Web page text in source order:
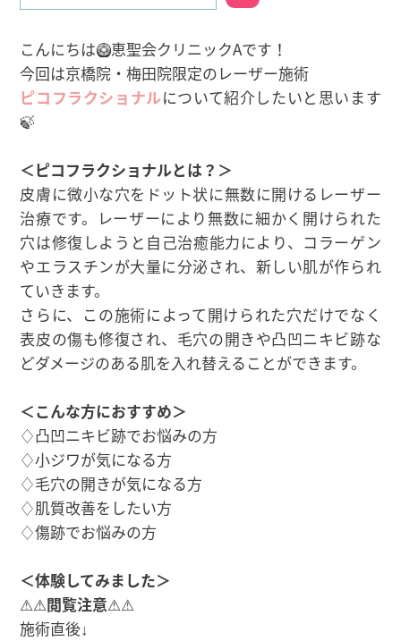
こんにちは🥝恵聖会クリニックAです！
今回は京橋院・梅田院限定のレーザー施術
ピコフラクショナルについて紹介したいと思います
🍃
＜ピコフラクショナルとは？＞
皮膚に微小な穴をドット状に無数に開けるレーザー
治療です。レーザーにより無数に細かく開けられた
穴は修復しようと自己治癒能力により、コラーゲン
やエラスチンが大量に分泌され、新しい肌が作られ
ていきます。
さらに、この施術によって開けられた穴だけでなく
表皮の傷も修復され、毛穴の開きや凸凹ニキビ跡な
どダメージのある肌を入れ替えることができます。
＜こんな方におすすめ＞
♢凸凹ニキビ跡でお悩みの方
♢小ジワが気になる方
♢毛穴の開きが気になる方
♢肌質改善をしたい方
♢傷跡でお悩みの方
＜体験してみました＞
⚠⚠閲覧注意⚠⚠
施術直後↓